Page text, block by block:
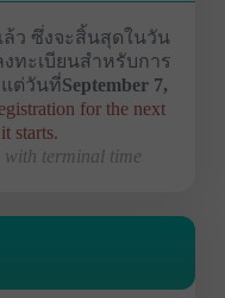
ว ซึ่งจะสิ้นสุดในวัน
ทะเบียนสำหรับการ
ต่วันที่September 7,
for the next
starts.
with terminal time